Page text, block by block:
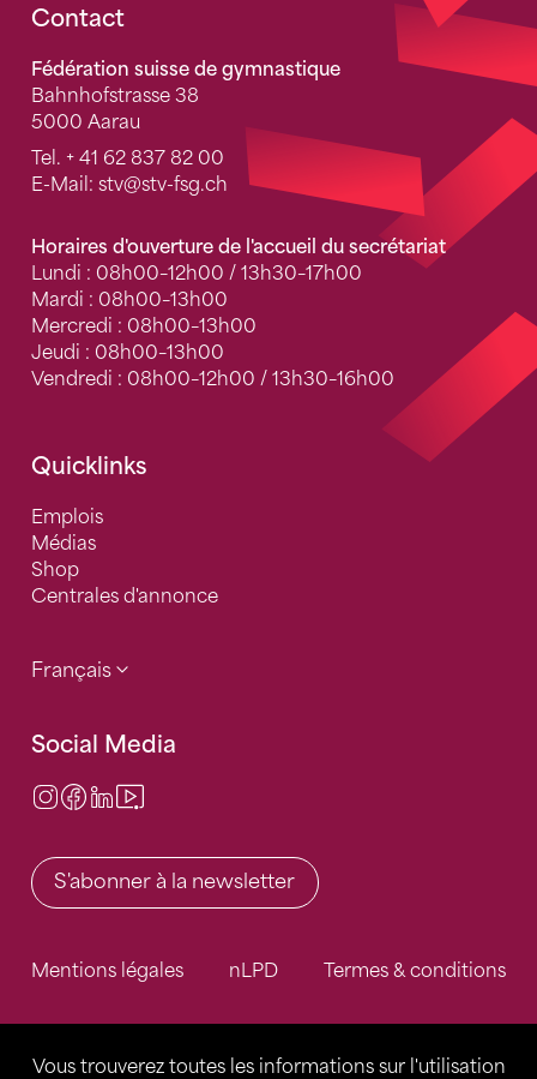
Vous trouverez toutes les informations sur l'utilisation
Fusszeile
Contact
Fédération suisse de gymnastique
Bahnhofstrasse 38
5000 Aarau
Tel. + 41 62 837 82 00
E-Mail: stv@stv-fsg.ch
Horaires d'ouverture de l'accueil du secrétariat
Lundi : 08h00–12h00 / 13h30–17h00
Mardi : 08h00–13h00
Mercredi : 08h00–13h00
Jeudi : 08h00–13h00
Vendredi : 08h00–12h00 / 13h30–16h00
Quicklinks
Emplois
Médias
Shop
Centrales d'annonce
Français
Social Media
Instagram
Facebook
LinkedIn
S'abonner à la newsletter
Mentions légales nLPD Termes & conditions